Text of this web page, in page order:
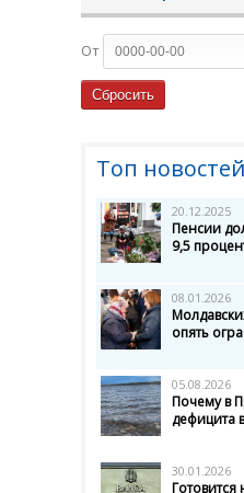
От
Топ новостей
20.12.2025
Пенсии
9,5
08.01.2026
опять
05.08.2026
Почему в
дефицита
30.01.2026